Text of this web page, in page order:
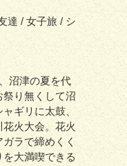
達 / 女子旅 / シ
沼津の夏を代
り無くして沼
ギリに太鼓、
火大会。花火
ラで締めくく
を大満喫できる